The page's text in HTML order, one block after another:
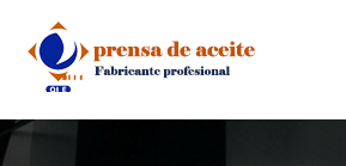
content